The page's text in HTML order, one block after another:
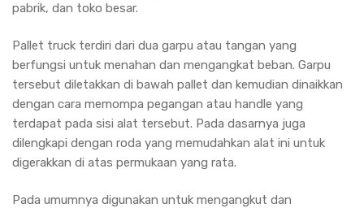
pabrik, dan toko besar.
Pallet truck terdiri dari dua garpu atau tangan yang
berfungsi untuk menahan dan mengangkat beban. Garpu
tersebut diletakkan di bawah pallet dan kemudian dinaikkan
dengan cara memompa pegangan atau handle yang
terdapat pada sisi alat tersebut. Pada dasarnya juga
dilengkapi dengan roda yang memudahkan alat ini untuk
digerakkan di atas permukaan yang rata.
Pada umumnya digunakan untuk mengangkut dan